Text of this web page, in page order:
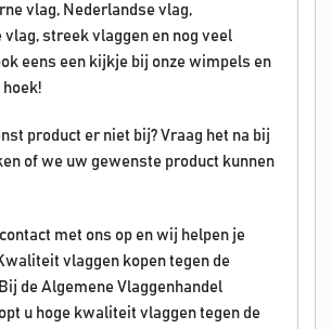
vlag, Nederlandse vlag,
vlag, streek vlaggen en nog veel
eens een kijkje bij onze wimpels en
product er niet bij? Vraag het na bij
of we uw gewenste product kunnen
met ons op en wij helpen je
vlaggen kopen tegen de
de Algemene Vlaggenhandel
u hoge kwaliteit vlaggen tegen de